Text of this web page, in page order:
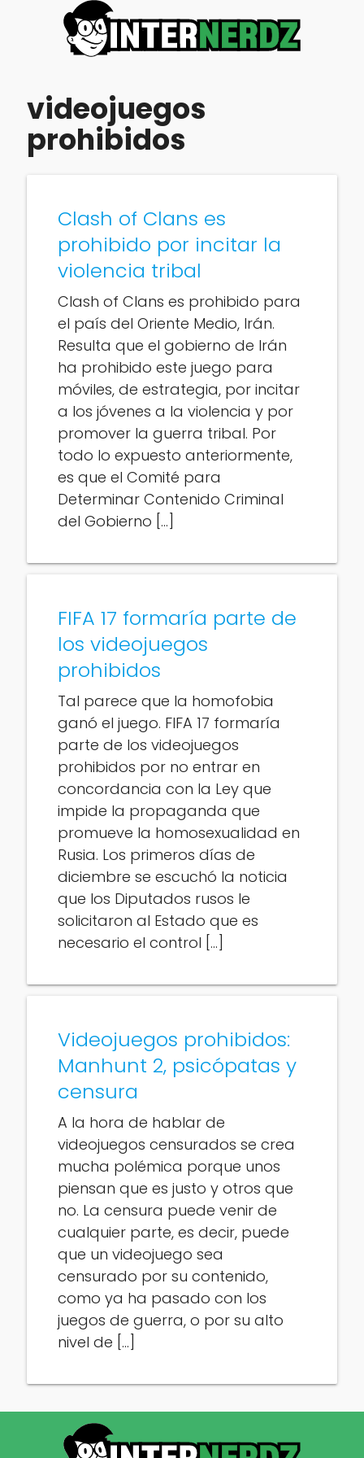
videojuegos
prohibidos
Clash of Clans es
prohibido por incitar la
violencia tribal
Clash of Clans es prohibido para
el país del Oriente Medio, Irán.
Resulta que el gobierno de Irán
ha prohibido este juego para
móviles, de estrategia, por incitar
a los jóvenes a la violencia y por
promover la guerra tribal. Por
todo lo expuesto anteriormente,
es que el Comité para
Determinar Contenido Criminal
del Gobierno […]
FIFA 17 formaría parte de
los videojuegos
prohibidos
Tal parece que la homofobia
ganó el juego. FIFA 17 formaría
parte de los videojuegos
prohibidos por no entrar en
concordancia con la Ley que
impide la propaganda que
promueve la homosexualidad en
Rusia. Los primeros días de
diciembre se escuchó la noticia
que los Diputados rusos le
solicitaron al Estado que es
necesario el control […]
Videojuegos prohibidos:
Manhunt 2, psicópatas y
censura
A la hora de hablar de
videojuegos censurados se crea
mucha polémica porque unos
piensan que es justo y otros que
no. La censura puede venir de
cualquier parte, es decir, puede
que un videojuego sea
censurado por su contenido,
como ya ha pasado con los
juegos de guerra, o por su alto
nivel de […]